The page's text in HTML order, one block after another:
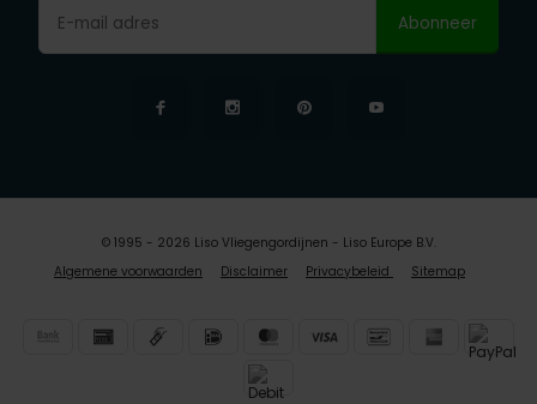
Abonneer
Algemene voorwaarden Disclaimer Privacybeleid Sitemap
© 1995 - 2026 Liso Vliegengordijnen - Liso Europe B.V.